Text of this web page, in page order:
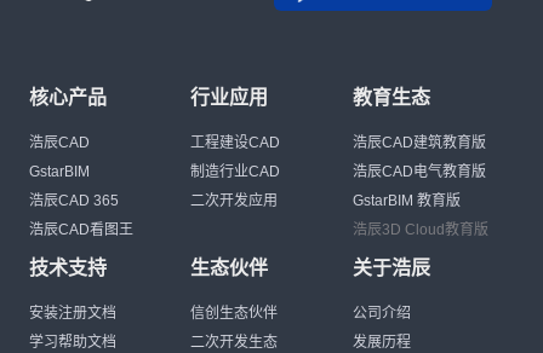
核心产品
浩辰CAD
GstarBIM
浩辰CAD 365
浩辰CAD看图王
行业应用
工程建设CAD
制造行业CAD
二次开发应用
教育生态
浩辰CAD建筑教育版
浩辰CAD电气教育版
GstarBIM 教育版
浩辰3D Cloud教育版
技术支持
安装注册文档
学习帮助文档
生态伙伴
信创生态伙伴
二次开发生态
关于浩辰
公司介绍
发展历程